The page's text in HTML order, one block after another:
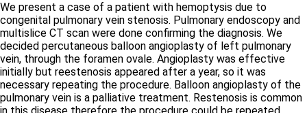
We present a case of a patient with hemoptysis due to
congenital pulmonary vein stenosis. Pulmonary endoscopy and
multislice CT scan were done confirming the diagnosis. We
decided percutaneous balloon angioplasty of left pulmonary
vein, through the foramen ovale. Angioplasty was effective
initially but reestenosis appeared after a year, so it was
necessary repeating the procedure. Balloon angioplasty of the
pulmonary vein is a palliative treatment. Restenosis is common